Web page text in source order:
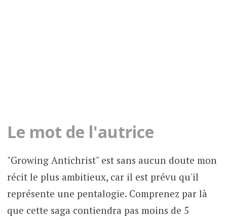
Le mot de l'autrice
"Growing Antichrist" est sans aucun doute mon
récit le plus ambitieux, car il est prévu qu'il
représente une pentalogie. Comprenez par là
que cette saga contiendra pas moins de 5